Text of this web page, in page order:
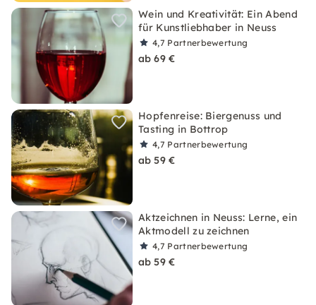
Wein und Kreativität: Ein Abend
für Kunstliebhaber in Neuss
4,7 Partnerbewertung
ab 69 €
Hopfenreise: Biergenuss und
Tasting in Bottrop
4,7 Partnerbewertung
ab 59 €
Aktzeichnen in Neuss: Lerne, ein
Aktmodell zu zeichnen
4,7 Partnerbewertung
ab 59 €